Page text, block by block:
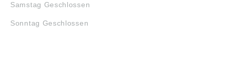
Samstag Geschlossen
Sonntag Geschlossen